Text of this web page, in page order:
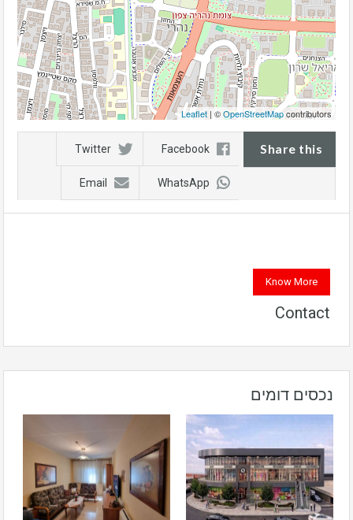
Leaflet | ©OpenStreetMapcontributors
Share this
Facebook
Twitter
WhatsApp
Email
Know More
Contact
נכסים דומים